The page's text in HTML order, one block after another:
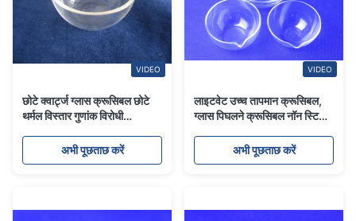
VIDEO
छोटे क्वार्ट्ज ग्लास क्रूसिबल छोटे
थर्मल विस्तार गुणांक विरोधी
अभी पूछताछ करें
VIDEO
लाइटवेट उच्च तापमान क्रूसिबल,
ग्लास पिघलने क्रूसिबल नॉन स्टिक
अभी पूछताछ करें